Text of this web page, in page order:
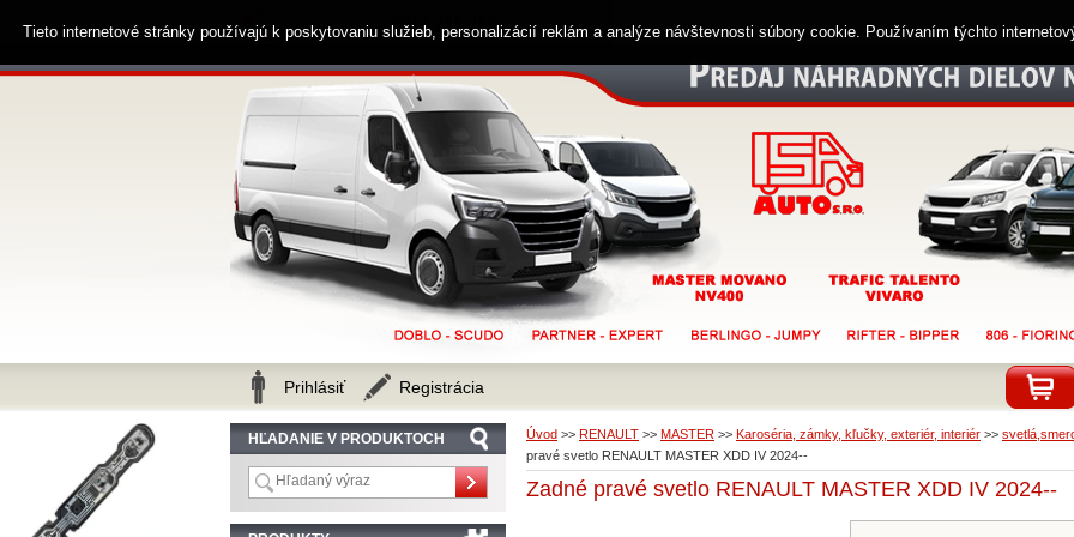
Úvod >> RENAULT >> MASTER >> Karoséria, zámky, kľučky, exteriér, interiér >>
pravé svetlo RENAULT MASTER XDD IV 2024--
Zadné pravé svetlo RENAULT MASTER XDD IV 2024--
HĽADANIE V PRODUKTOCH
Zákaznícka linka 0914 238 482
Prihlásiť Registrácia
Tieto internetové stránky používajú k poskytovaniu služieb, personalizácií reklám a analýze návštevnosti súbory cookie. Používaním týchto